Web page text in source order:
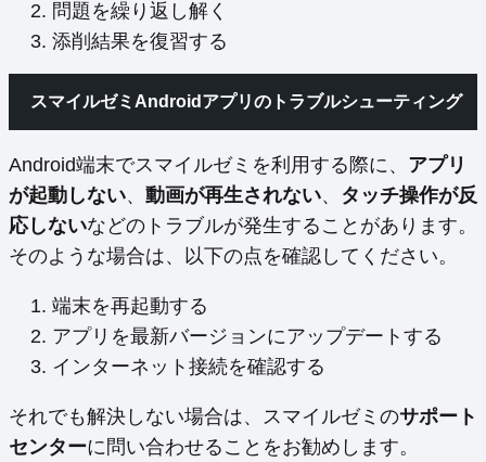
問題を繰り返し解く
添削結果を復習する
スマイルゼミAndroidアプリのトラブルシューティング
Android端末でスマイルゼミを利用する際に、 アプリ
が起動しない、 動画が再生されない、 タッチ操作が反
応しないなどのトラブルが発生することがあります。
そのような場合は、以下の点を確認してください。
端末を再起動する
アプリを最新バージョンにアップデートする
インターネット接続を確認する
それでも解決しない場合は、スマイルゼミのサポート
センターに問い合わせることをお勧めします。